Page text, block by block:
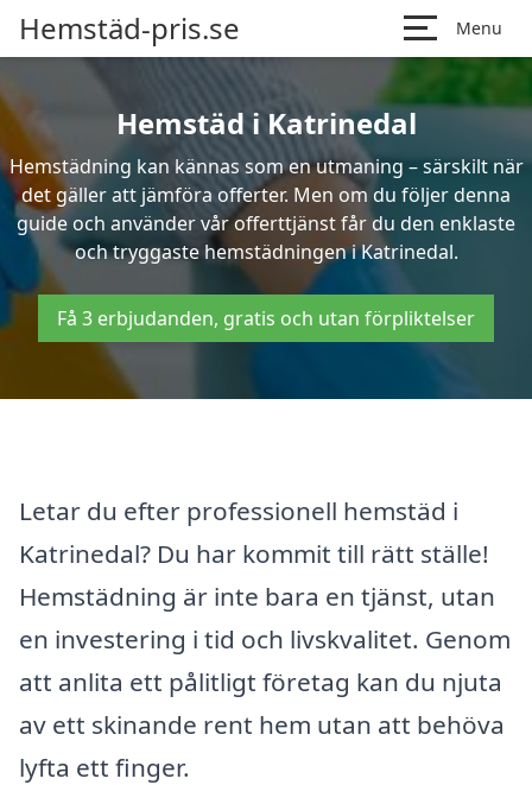
Hemstäd-pris.se Menu
Hemstäd i Katrinedal
Hemstädning kan kännas som en utmaning – särskilt när
det gäller att jämföra offerter. Men om du följer denna
guide och använder vår offerttjänst får du den enklaste
och tryggaste hemstädningen i Katrinedal.
Få 3 erbjudanden, gratis och utan förpliktelser
Letar du efter professionell hemstäd i
Katrinedal? Du har kommit till rätt ställe!
Hemstädning är inte bara en tjänst, utan
en investering i tid och livskvalitet. Genom
att anlita ett pålitligt företag kan du njuta
av ett skinande rent hem utan att behöva
lyfta ett finger.